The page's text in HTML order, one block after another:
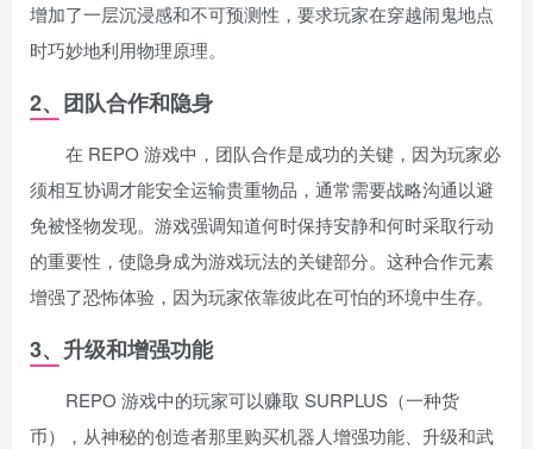
增加了一层沉浸感和不可预测性，要求玩家在穿越闹鬼地点
时巧妙地利用物理原理。
2、团队合作和隐身
在 REPO 游戏中，团队合作是成功的关键，因为玩家必
须相互协调才能安全运输贵重物品，通常需要战略沟通以避
免被怪物发现。游戏强调知道何时保持安静和何时采取行动
的重要性，使隐身成为游戏玩法的关键部分。这种合作元素
增强了恐怖体验，因为玩家依靠彼此在可怕的环境中生存。
3、升级和增强功能
REPO 游戏中的玩家可以赚取 SURPLUS（一种货
币），从神秘的创造者那里购买机器人增强功能、升级和武